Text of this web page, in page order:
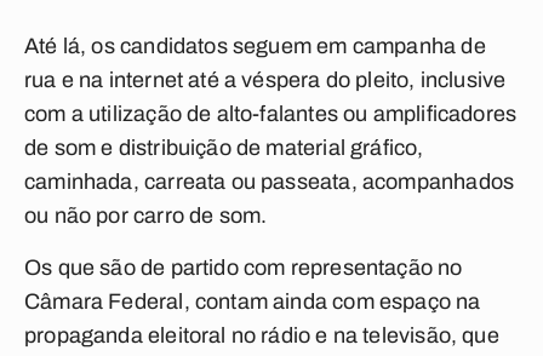
Até lá, os candidatos seguem em campanha de
rua e na internet até a véspera do pleito, inclusive
com a utilização de alto-falantes ou amplificadores
de som e distribuição de material gráfico,
caminhada, carreata ou passeata, acompanhados
ou não por carro de som.
Os que são de partido com representação no
Câmara Federal, contam ainda com espaço na
propaganda eleitoral no rádio e na televisão, que